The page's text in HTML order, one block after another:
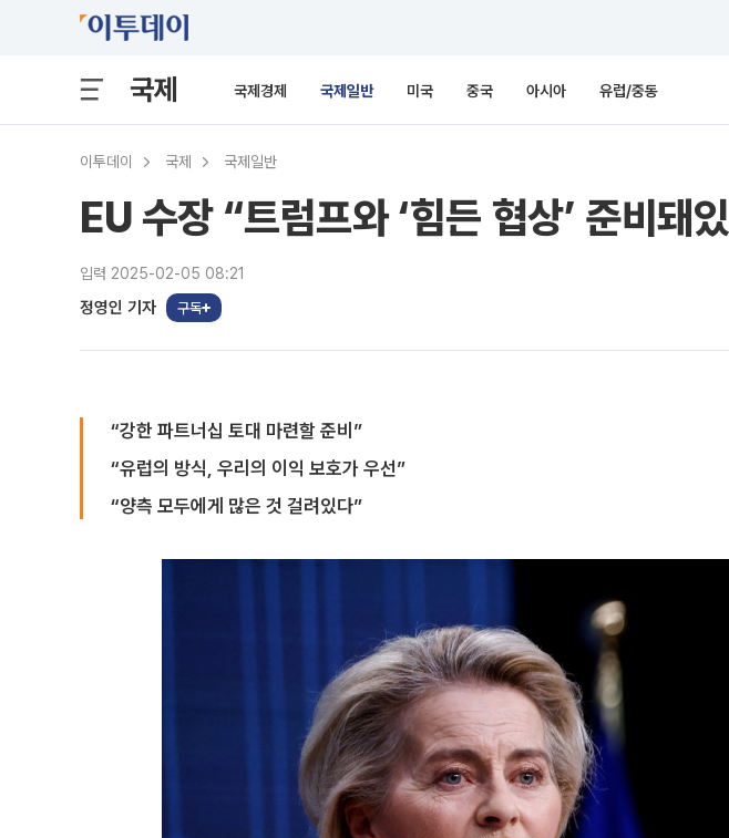
국제 국제경제 국제일반 미국 중국 아시아 유럽/중동
이투데이 국제 국제일반
EU 수장 “트럼프와 ‘힘든 협상’ 준비돼
입력 2025-02-05 08:21
정영인 기자 구독
“강한 파트너십 토대 마련할 준비”
“유럽의 방식, 우리의 이익 보호가 우선”
“양측 모두에게 많은 것 걸려있다”